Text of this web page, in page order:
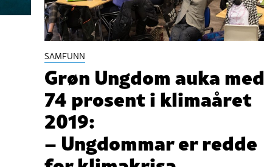
SAMFUNN
Grøn Ungdom auka med
74 prosent i klimaåret
2019:
– Ungdommar er redde